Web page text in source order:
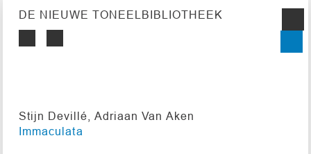
DE NIEUWE TONEELBIBLIOTHEEK
Stijn Devillé, Adriaan Van Aken
Immaculata